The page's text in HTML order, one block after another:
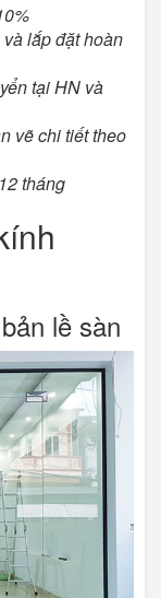
lắp đặt hoàn
tại HN và
vẽ chi tiết theo
tháng
lề sàn